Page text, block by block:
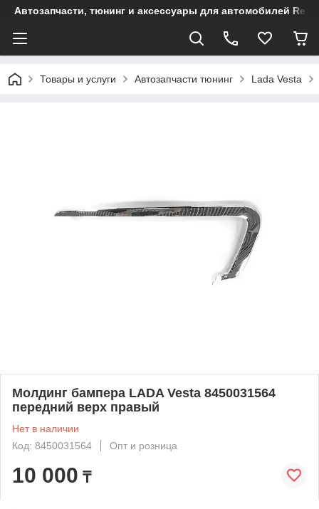
Автозапчасти, тюнинг и аксессуары для автомобилей
Товары и услуги Автозапчасти тюнинг Lada Vesta
Молдинг бампера LADA Vesta 8450031564
передний верх правый
Нет в наличии
Код: 8450031564
Опт и розница
10 000 ₸